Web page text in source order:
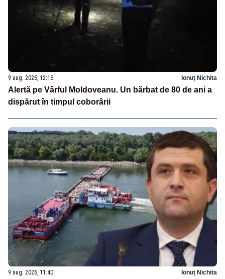
9 aug. 2026, 12:16 Ionuț Nichita
Alertă pe Vârful Moldoveanu. Un bărbat de 80 de ani a
dispărut în timpul coborârii
9 aug. 2026, 11:40 Ionuț Nichita